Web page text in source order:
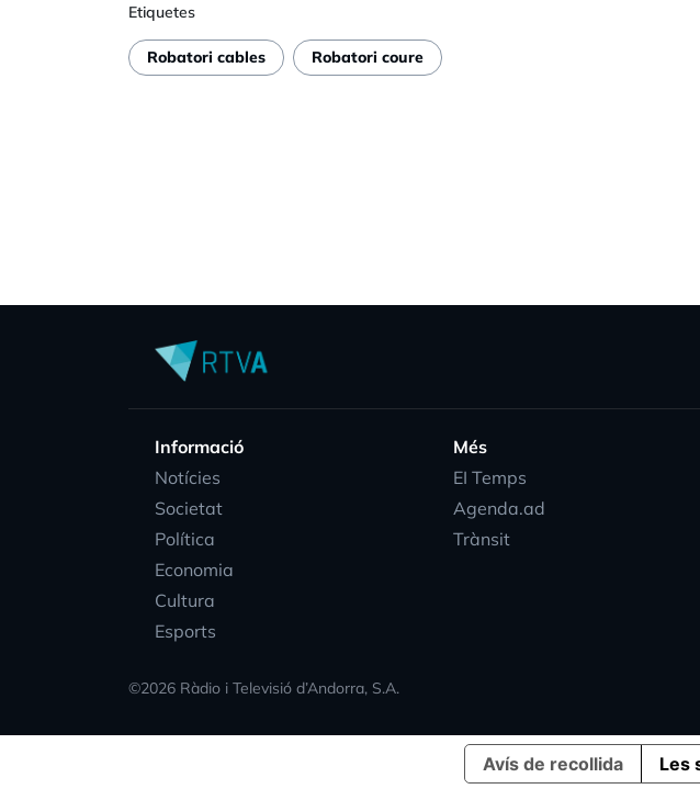
Etiquetes
Robatori cables Robatori coure
Informació
Notícies
Societat
Política
Economia
Cultura
Esports
Més
EI Temps
Agenda.ad
Trànsit
©2026 Ràdio i Televisió d’Andorra, S.A.
Avís de recollida Les